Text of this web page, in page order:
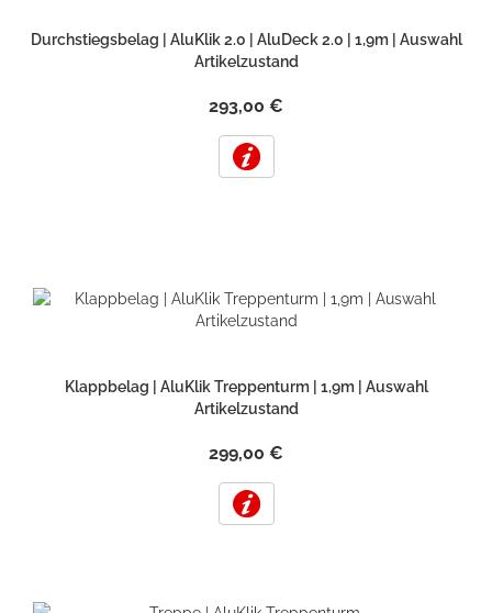
Durchstiegsbelag | AluKlik 2.0 | AluDeck 2.0 | 1,9m | Auswahl
Artikelzustand
293,00 €
Klappbelag | AluKlik Treppenturm | 1,9m | Auswahl
Artikelzustand
299,00 €